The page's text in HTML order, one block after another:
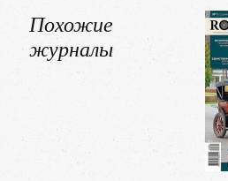
Похожие
журналы